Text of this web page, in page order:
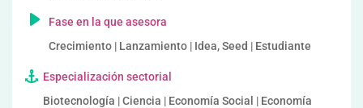
Fase en la que asesora
Crecimiento | Lanzamiento | Idea, Seed | Estudiante
Especialización sectorial
Biotecnología | Ciencia | Economía Social | Economía